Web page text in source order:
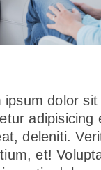
ipsum dolor sit
adipisicing
deleniti.
et!